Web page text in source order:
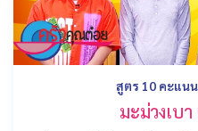
สูตร 10 คะแน
มะม่วงเบ